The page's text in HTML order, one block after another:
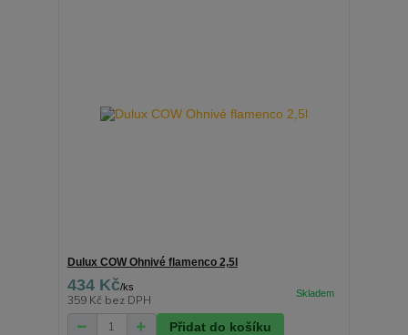
Dulux COW Ohnivé flamenco 2,5l
434 Kč/ks
359 Kč bez DPH
Přidat do košíku